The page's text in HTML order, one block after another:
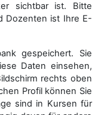
sichtbar ist. Bitte
Dozenten ist Ihre E-
gespeichert. Sie
Daten einsehen,
rechts oben
Profil können Sie
sind in Kursen für